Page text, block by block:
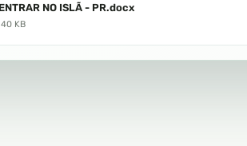
NO ISLÃ - PR.docx
KB